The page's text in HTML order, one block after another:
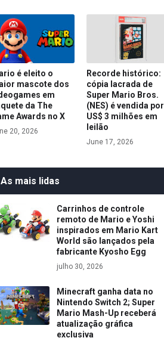
é eleito o
mascote dos
em
da The
Awards no X
20, 2026
Recorde histórico:
cópia lacrada de
Super Mario Bros.
(NES) é vendida por
US$ 3 milhões em
leilão
June 17, 2026
As mais lidas
Carrinhos de controle
remoto de Mario e Yoshi
inspirados em Mario Kart
World são lançados pela
fabricante Kyosho Egg
julho 30, 2026
Minecraft ganha data no
Nintendo Switch 2; Super
Mario Mash-Up receberá
atualização gráfica
exclusiva